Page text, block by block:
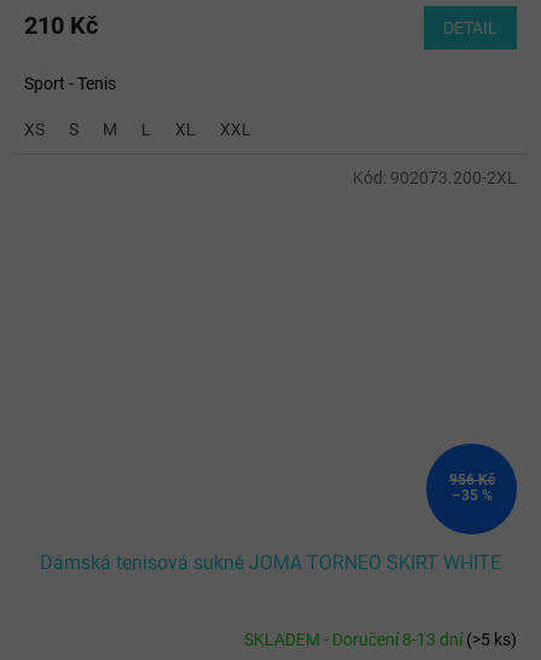
210 Kč DETAIL
Sport - Tenis
XS S M L XL XXL
956 Kč
–35 %
Dámská tenisová sukně JOMA TORNEO SKIRT WHITE
SKLADEM - Doručení 8-13 dní(>5 ks)
Kód: 902073.200-2XL